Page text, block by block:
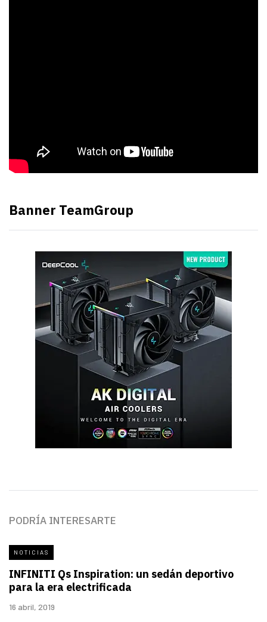
Banner TeamGroup
PODRÍA INTERESARTE
NOTICIAS
INFINITI Qs Inspiration: un sedán deportivo
para la era electrificada
16 abril, 2019